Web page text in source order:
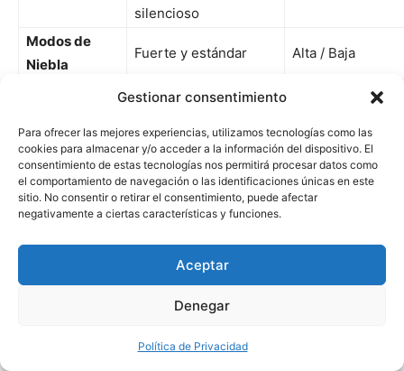
Gestionar consentimiento
Para ofrecer las mejores experiencias, utilizamos tecnologías como las
cookies para almacenar y/o acceder a la información del dispositivo. El
consentimiento de estas tecnologías nos permitirá procesar datos como
el comportamiento de navegación o las identificaciones únicas en este
sitio. No consentir o retirar el consentimiento, puede afectar
negativamente a ciertas características y funciones.
Aceptar
Denegar
Política de Privacidad
silencioso
Modos de
Niebla
Fuerte y estándar Alta / Baja
1h, 3h, 6h, encendido
60m, 120m,
Luces LED
7 colores
7 colores
Control
Remoto
Sí Sí
Dimensiones 13.3 x 13.3 x 5 cm
caro, muy bonito y sin
ruido»
«Funciona bien,